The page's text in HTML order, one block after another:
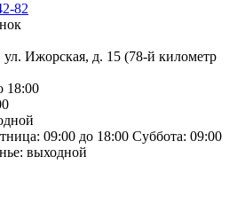
82
ул. Ижорская, д. 15 (78-й километр
18:00
09:00 до 18:00 Суббота: 09:00
выходной